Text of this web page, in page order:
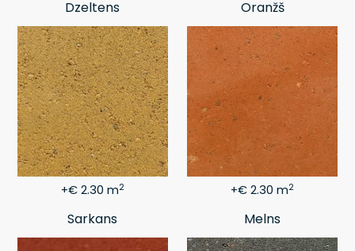
Dzeltens
+€ 2.30 m2
Oranžš
+€ 2.30 m2
Sarkans Melns